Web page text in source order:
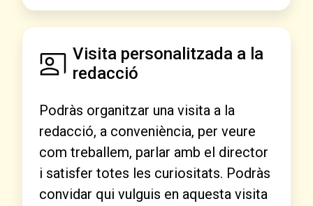
Visita personalitzada a la
redacció
Podràs organitzar una visita a la
redacció, a conveniència, per veure
com treballem, parlar amb el director
i satisfer totes les curiositats. Podràs
convidar qui vulguis en aquesta visita